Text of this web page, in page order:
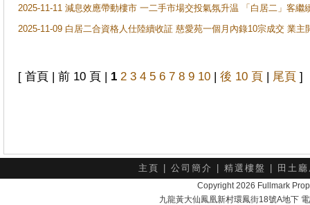
2025-11-11 減息效應帶動樓市 一二手市場交投氣氛升温 「白居二」客
2025-11-09 白居二合資格人仕陸續收証 慈愛苑一個月內錄10宗成交 業
[ 首頁 | 前 10 頁 | 1 2 3 4 5 6 7 8 9 10 | 後 10 頁 | 尾頁 ]
主頁 公司簡介 精選樓盤 田土
Copyright 2026 Fullmark
九龍黃大仙鳳凰新村環鳳街18號A地下